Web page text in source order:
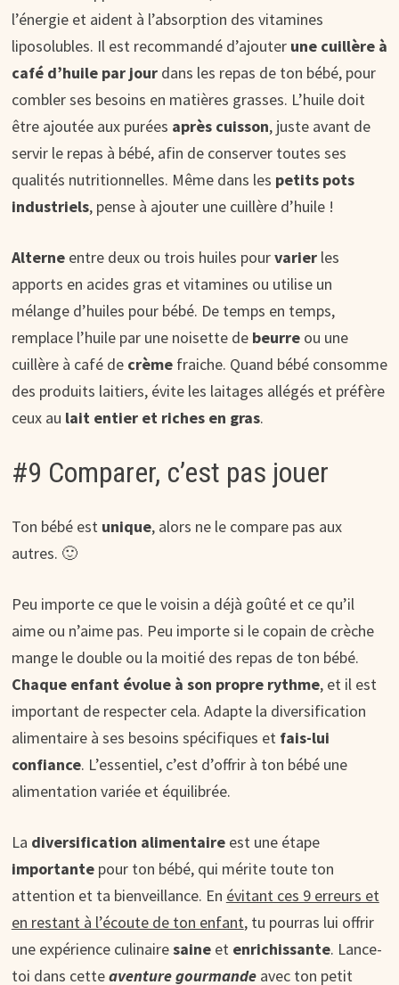
l’énergie et aident à l’absorption des vitamines
liposolubles. Il est recommandé d’ajouterune cuillère à
café d’huile par jour dans les repas de ton bébé, pour
combler ses besoins en matières grasses. L’huile doit
être ajoutée aux purées après cuisson, juste avant de
servir le repas à bébé, afin de conserver toutes ses
qualités nutritionnelles. Même dans les petits pots
industriels, pense à ajouter une cuillère d’huile !
Alterne entre deux ou trois huiles pourvarier les
apports en acides gras et vitamines ou utilise un
mélange d’huiles pour bébé. De temps en temps,
remplace l’huile par une noisette de beurre ou une
cuillère à café de crème fraiche. Quand bébé consomme
des produits laitiers, évite les laitages allégés et préfère
ceux au lait entier et riches en gras.
#9 Comparer, c’est pas jouer
Ton bébé est unique, alors ne le compare pas aux
autres. 🙂
Peu importe ce que le voisin a déjà goûté et ce qu’il
aime ou n’aime pas. Peu importe si le copain de crèche
mange le double ou la moitié des repas de ton bébé.
Chaque enfant évolue à son propre rythme, et il est
important de respecter cela. Adapte la diversification
alimentaire à ses besoins spécifiques et fais-lui
confiance. L’essentiel, c’est d’offrir à ton bébé une
alimentation variée et équilibrée.
La diversification alimentaireest une étape
importante pour ton bébé, qui mérite toute ton
attention et ta bienveillance. En évitant ces 9 erreurs et
en restant à l’écoute de ton enfant, tu pourras lui offrir
une expérience culinairesaine et enrichissante. Lance-
toi dans cetteaventure gourmandeavec ton petit